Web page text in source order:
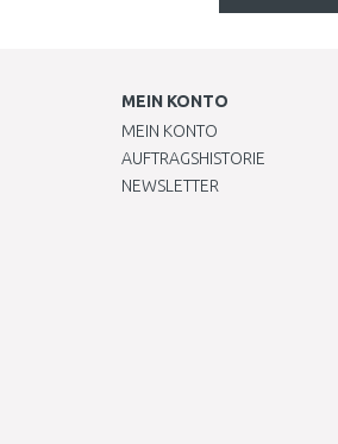
MEIN KONTO
MEIN KONTO
AUFTRAGSHISTORIE
NEWSLETTER